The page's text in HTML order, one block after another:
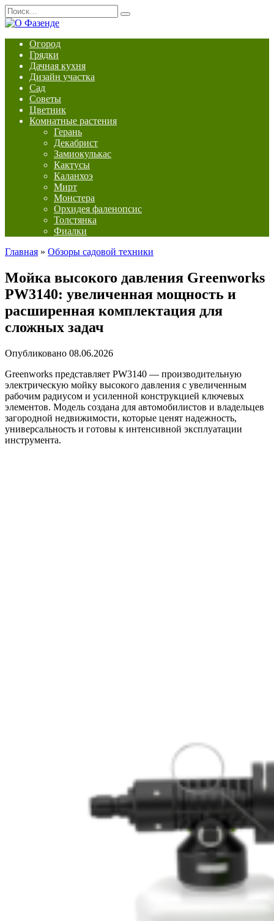
Перейти
к
содержанию
Search
for:
Огород
Грядки
Дачная кухня
Дизайн участка
Сад
Советы
Цветник
Комнатные растения
Герань
Декабрист
Замиокулькас
Кактусы
Каланхоэ
Мирт
Монстера
Орхидея фаленопсис
Толстянка
Фиалки
Главная » Обзоры садовой техники
Мойка высокого давления Greenworks
PW3140: увеличенная мощность и
расширенная комплектация для
сложных задач
Опубликовано 08.06.2026
Greenworks представляет PW3140 — производительную
электрическую мойку высокого давления с увеличенным
рабочим радиусом и усиленной конструкцией ключевых
элементов. Модель создана для автомобилистов и владельцев
загородной недвижимости, которые ценят надежность,
универсальность и готовы к интенсивной эксплуатации
инструмента.